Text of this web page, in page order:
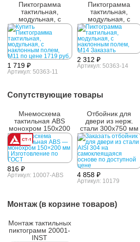
Пиктограмма
тактильная,
модульная, с
наклонным полем,
М11
1 719 ₽
Артикул: 50363-11
Пиктограмма
тактильная,
модульная, с
наклонным полем,
М14
2 312 ₽
Артикул: 50363-14
Сопутствующие товары
Мнемосхема
тактильная ABS
монохром 150х200
мм
816 ₽
Артикул: 10007-ABS
Отбойник для
двери из нерж.
стали 300х750 мм
4 858 ₽
Артикул: 10179
Монтаж (в корзине товаров)
Монтаж тактильных
пиктограмм 20001-
INST